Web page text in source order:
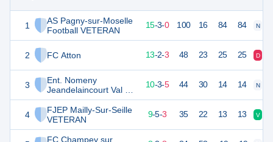
1
AS Pagny-sur-Moselle
Football VETERAN
2 FC Atton
3
Ent. Nomeny
Jeandelaincourt Val de
Seille
4
FJEP Mailly-Sur-Seille
VETERAN
FC Champey sur
48 18 15-3-0 100 16 84 84 N
13-2-3 48 23 25 25 D
33 10-3-5 44 30 14 14 N
31 18 9-5-3 35 22 13 13 V